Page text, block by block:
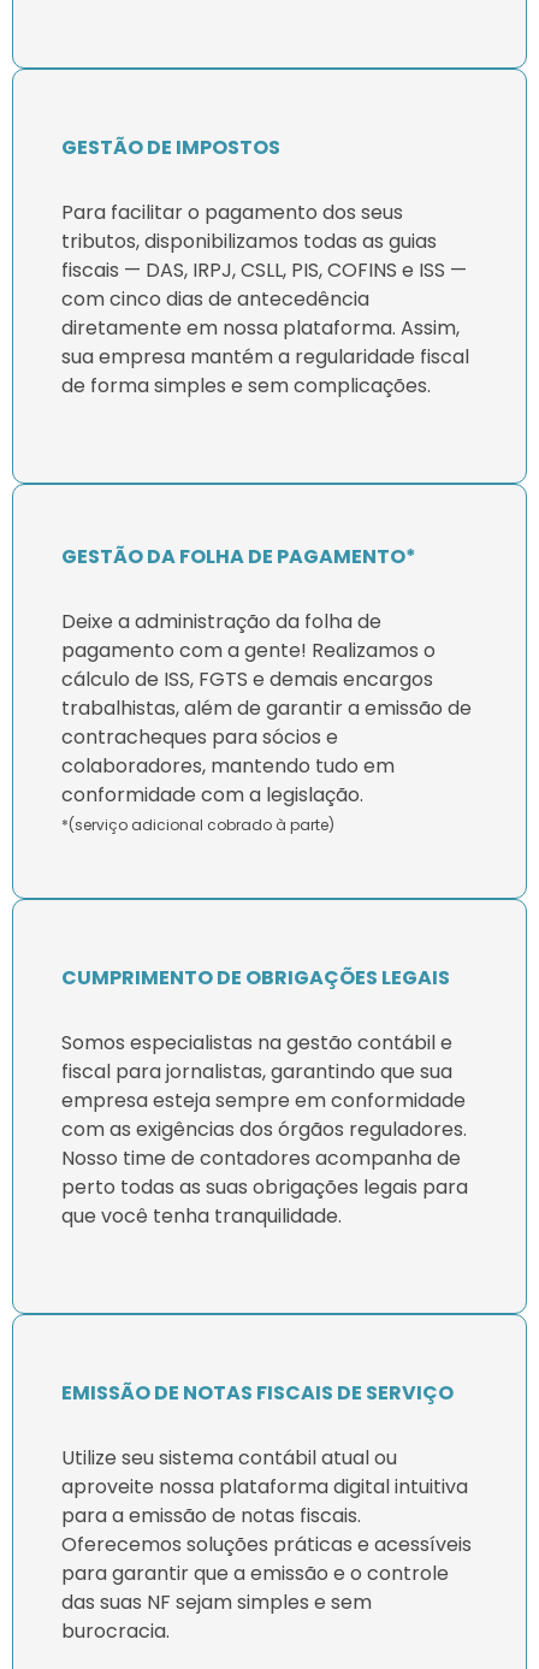
GESTÃO DE IMPOSTOS
Para facilitar o pagamento dos seus
tributos, disponibilizamos todas as guias
fiscais — DAS, IRPJ, CSLL, PIS, COFINS e ISS —
com cinco dias de antecedência
diretamente em nossa plataforma. Assim,
sua empresa mantém a regularidade fiscal
de forma simples e sem complicações.
GESTÃO DA FOLHA DE PAGAMENTO*
Deixe a administração da folha de
pagamento com a gente! Realizamos o
cálculo de ISS, FGTS e demais encargos
trabalhistas, além de garantir a emissão de
contracheques para sócios e
colaboradores, mantendo tudo em
conformidade com a legislação.
*(serviço adicional cobrado à parte)
CUMPRIMENTO DE OBRIGAÇÕES LEGAIS
Somos especialistas na gestão contábil e
fiscal para jornalistas, garantindo que sua
empresa esteja sempre em conformidade
com as exigências dos órgãos reguladores.
Nosso time de contadores acompanha de
perto todas as suas obrigações legais para
que você tenha tranquilidade.
EMISSÃO DE NOTAS FISCAIS DE SERVIÇO
Utilize seu sistema contábil atual ou
aproveite nossa plataforma digital intuitiva
para a emissão de notas fiscais.
Oferecemos soluções práticas e acessíveis
para garantir que a emissão e o controle
das suas NF sejam simples e sem
burocracia.